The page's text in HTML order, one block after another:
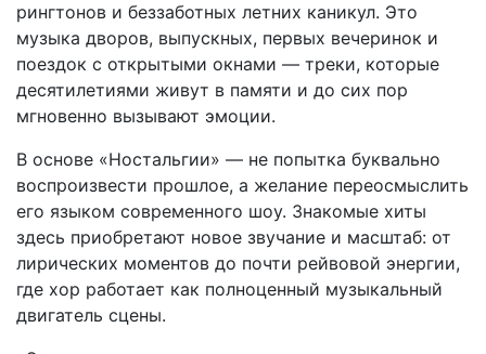
рингтонов и беззаботных летних каникул. Это
музыка дворов, выпускных, первых вечеринок и
поездок с открытыми окнами — треки, которые
десятилетиями живут в памяти и до сих пор
мгновенно вызывают эмоции.
В основе «Ностальгии» — не попытка буквально
воспроизвести прошлое, а желание переосмыслить
его языком современного шоу. Знакомые хиты
здесь приобретают новое звучание и масштаб: от
лирических моментов до почти рейвовой энергии,
где хор работает как полноценный музыкальный
двигатель сцены.